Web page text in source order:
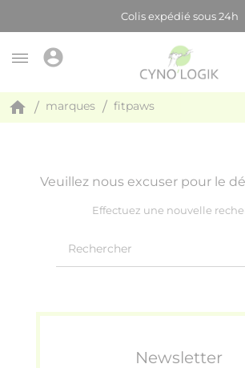
Colis expédié sous 24h
account_circle
home marques fitpaws
Veuillez nous excuser pour le
Effectuez une nouvelle
Newsletter